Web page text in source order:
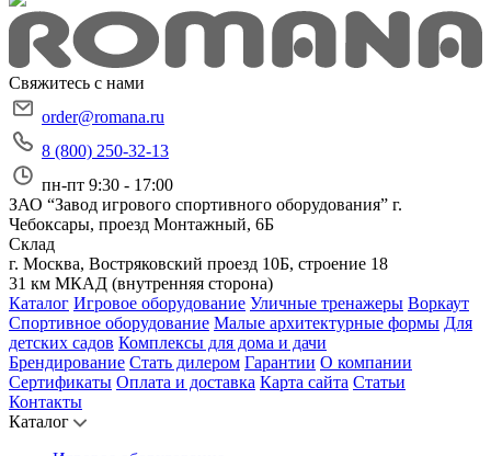
Свяжитесь с нами
order@romana.ru
8 (800) 250-32-13
пн-пт 9:30 - 17:00
ЗАО “Завод игрового спортивного оборудования” г.
Чебоксары, проезд Монтажный, 6Б
Склад
г. Москва, Востряковский проезд 10Б, строение 18
31 км МКАД (внутренняя сторона)
Каталог Игровое оборудование Уличные тренажеры Воркаут
Спортивное оборудование Малые архитектурные формы Для
детских садов Комплексы для дома и дачи
Брендирование Стать дилером Гарантии О компании
Сертификаты Оплата и доставка Карта сайта Статьи
Контакты
Каталог